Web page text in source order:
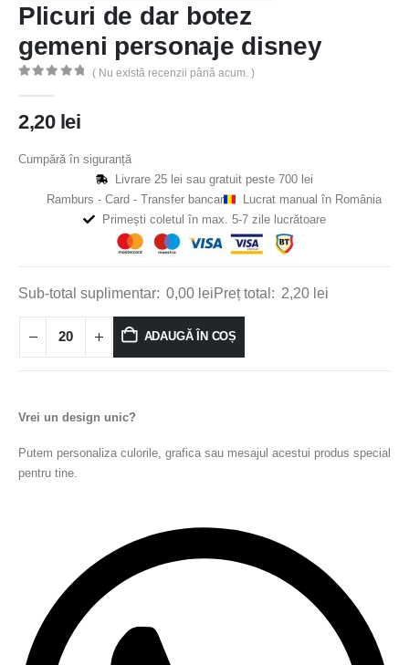
Plicuri de dar botez
gemeni personaje disney
( Nu există recenzii până acum. )
2,20 lei
Cumpără în siguranță
Livrare 25 lei sau gratuit peste 700 lei
Ramburs - Card - Transfer bancar
Lucrat manual în România
Primești coletul în max. 5-7 zile lucrătoare
Sub-total suplimentar: 0,00 leiPreț total: 2,20 lei
ADAUGĂ ÎN COȘ
Vrei un design unic?
Putem personaliza culorile, grafica sau mesajul acestui produs special
pentru tine.